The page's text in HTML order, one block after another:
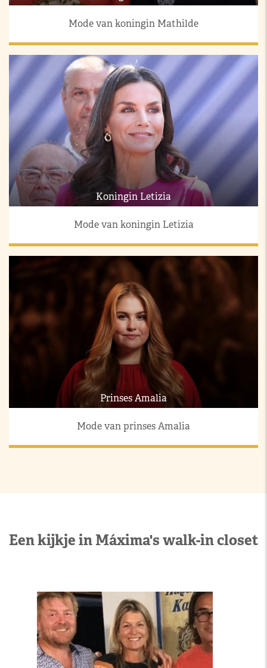
Mode van koningin Mathilde
Koningin Letizia
Mode van koningin Letizia
Prinses Amalia
Mode van prinses Amalia
Een kijkje in Máxima's walk-in closet